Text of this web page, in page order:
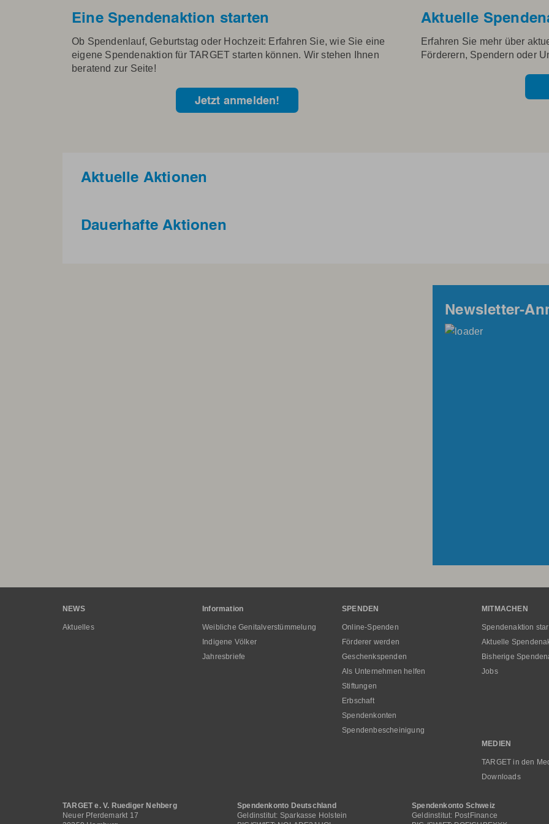
Eine Spendenaktion starten
Ob Spendenlauf, Geburtstag oder Hochzeit: Erfahren Sie, wie Sie eine
eigene Spendenaktion für TARGET starten können. Wir stehen Ihnen
beratend zur Seite!
Jetzt anmelden!
Aktuelle
Erfahren Sie mehr über
Förderern, Spendern oder
Aktuelle Aktionen
Dauerhafte Aktionen
Newsletter-
Hauptnavigation
NEWS
Aktuelles
Information
Weibliche Genitalverstümmelung
Indigene Völker
Jahresbriefe
SPENDEN
Online-Spenden
Förderer werden
Geschenkspenden
Als Unternehmen helfen
Stiftungen
Erbschaft
Spendenkonten
Spendenbescheinigung
MITMACHEN
Spendenaktion
Aktuelle
Bisherige
Jobs
MEDIEN
TARGET in den
Downloads
TARGET e. V. Ruediger Nehberg
Neuer Pferdemarkt 17
Spendenkonto Deutschland
Geldinstitut: Sparkasse Holstein
Spendenkonto Schweiz
Geldinstitut: PostFinance
Fußbereichsmenü